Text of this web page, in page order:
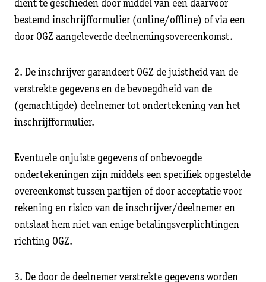
dient te geschieden door middel van een daarvoor
bestemd inschrijfformulier (online/offline) of via een
door OGZ aangeleverde deelnemingsovereenkomst.
2. De inschrijver garandeert OGZ de juistheid van de
verstrekte gegevens en de bevoegdheid van de
(gemachtigde) deelnemer tot ondertekening van het
inschrijfformulier.
Eventuele onjuiste gegevens of onbevoegde
ondertekeningen zijn middels een specifiek opgestelde
overeenkomst tussen partijen of door acceptatie voor
rekening en risico van de inschrijver/deelnemer en
ontslaat hem niet van enige betalingsverplichtingen
richting OGZ.
3. De door de deelnemer verstrekte gegevens worden